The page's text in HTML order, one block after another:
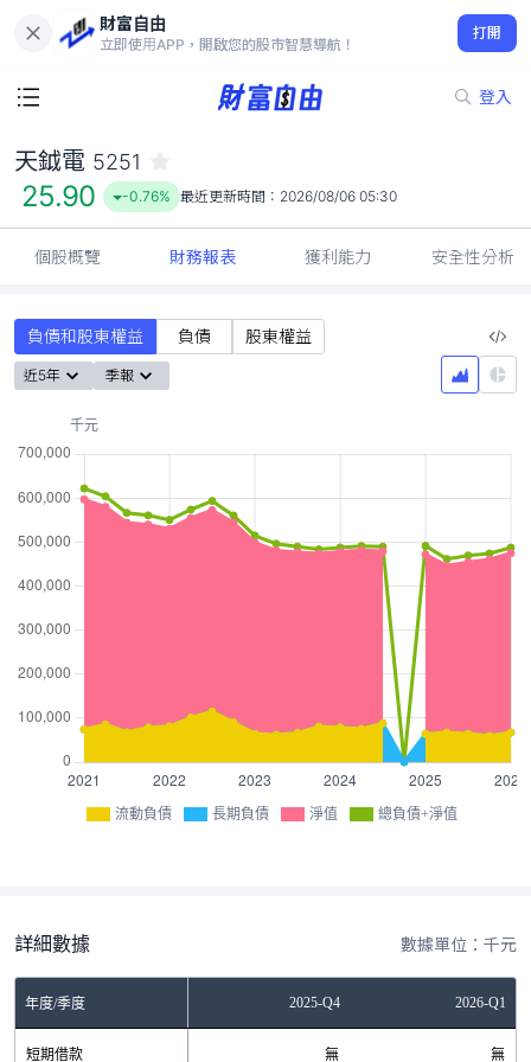
財富自由
立即使用APP，開啟您的股市智慧導航！
打開
登入
25.90
-0.76%
天鉞電 5251
25.90 -0.76% 最近更新時間： 2026/08/06 05:30
個股概覽 財務報表 獲利能力 安全性分析
負債和股東權益 負債 股東權益
近5年 季報
流動負債 長期負債 淨值 總負債+淨值
詳細數據 數據單位：千元
年度/季度 2025-Q4 2026-Q1
短期借款 無 無